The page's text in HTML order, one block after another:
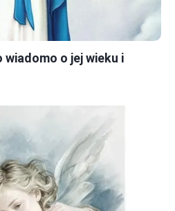
wiadomo o jej wieku i